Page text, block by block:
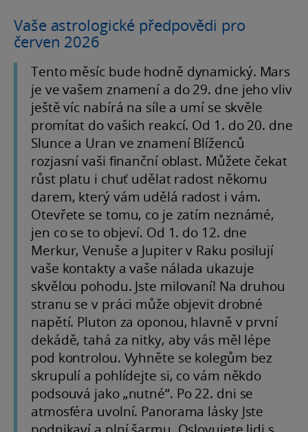
Vaše astrologické předpovědi pro
červen 2026
Tento měsíc bude hodně dynamický. Mars
je ve vašem znamení a do 29. dne jeho vliv
ještě víc nabírá na síle a umí se skvěle
promítat do vašich reakcí. Od 1. do 20. dne
Slunce a Uran ve znamení Blíženců
rozjasní vaši finanční oblast. Můžete čekat
růst platu i chuť udělat radost někomu
darem, který vám udělá radost i vám.
Otevřete se tomu, co je zatím neznámé,
jen co se to objeví. Od 1. do 12. dne
Merkur, Venuše a Jupiter v Raku posilují
vaše kontakty a vaše nálada ukazuje
skvělou pohodu. Jste milovaní! Na druhou
stranu se v práci může objevit drobné
napětí. Pluton za oponou, hlavně v první
dekádě, tahá za nitky, aby vás měl lépe
pod kontrolou. Vyhněte se kolegům bez
skrupulí a pohlídejte si, co vám někdo
podsouvá jako „nutné“. Po 22. dni se
atmosféra uvolní. Panorama lásky Jste